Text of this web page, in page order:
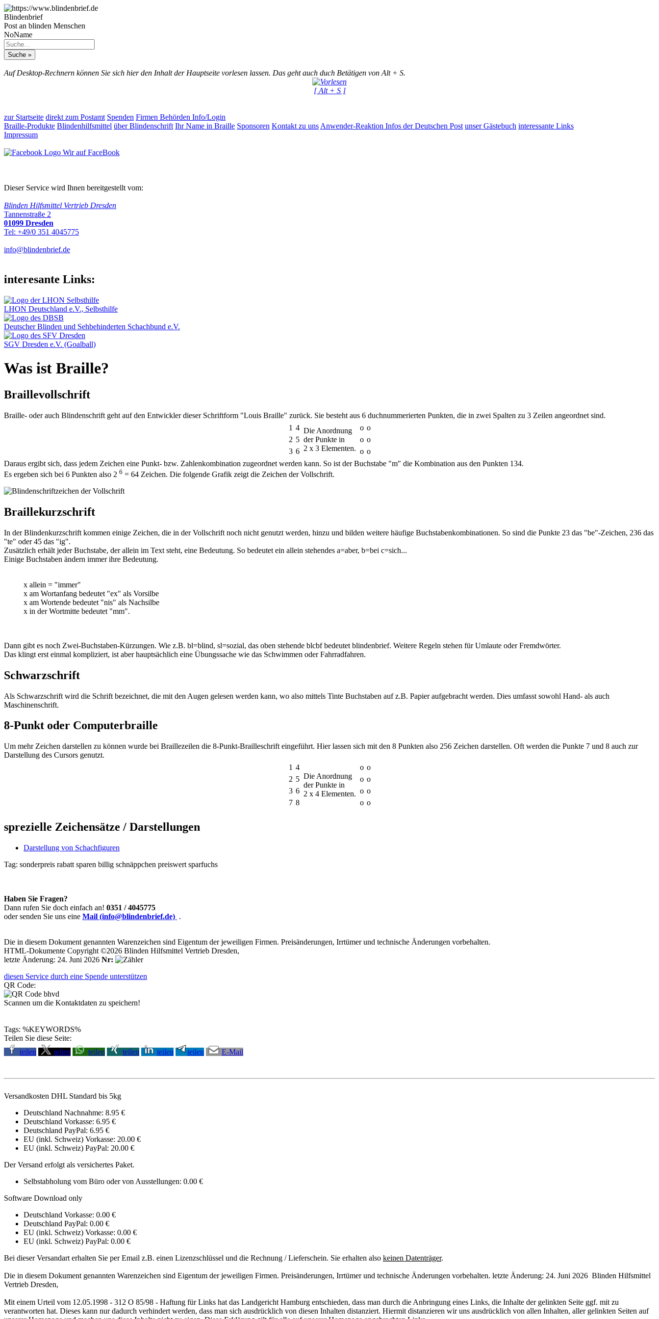
Blindenbrief
Post an blinden Menschen
NoName
Auf Desktop-Rechnern können Sie sich hier den Inhalt der Hauptseite vorlesen lassen. Das geht auch duch Betätigen von Alt + S.
[ Alt + S ]
zur Startseite direkt zum Postamt Spenden Firmen Behörden Info/Login
Braille-Produkte Blindenhilfsmittel über Blindenschrift Ihr Name in Braille Sponsoren Kontakt zu uns Anwender-Reaktion Infos der Deutschen Post unser Gästebuch interessante Links
Impressum
Wir auf FaceBook
Dieser Service wird Ihnen bereitgestellt vom:
Blinden Hilfsmittel Vertrieb Dresden
Tannenstraße 2
01099 Dresden
Tel: +49/0 351 4045775
info@blindenbrief.de
interesante Links:
LHON Deutschland e.V., Selbsthilfe
Deutscher Blinden und Sehbehinderten Schachbund e.V.
SGV Dresden e.V. (Goalball)
Was ist Braille?
Braillevollschrift
Braille- oder auch Blindenschrift geht auf den Entwickler dieser Schriftform "Louis Braille" zurück. Sie besteht aus 6 duchnummerierten Punkten, die in zwei Spalten zu 3 Zeilen angeordnet sind.
1 4
2 5
3 6
Die Anordnung
der Punkte in
2 x 3 Elementen.
o o
o o
o o
Daraus ergibt sich, dass jedem Zeichen eine Punkt- bzw. Zahlenkombination zugeordnet werden kann. So ist der Buchstabe "m" die Kombination aus den Punkten 134.
Es ergeben sich bei 6 Punkten also 2 6 = 64 Zeichen. Die folgende Grafik zeigt die Zeichen der Vollschrift.
Braillekurzschrift
In der Blindenkurzschrift kommen einige Zeichen, die in der Vollschrift noch nicht genutzt werden, hinzu und bilden weitere häufige Buchstabenkombinationen. So sind die Punkte 23 das "be"-Zeichen, 236 das
"te" oder 45 das "ig".
Zusätzlich erhält jeder Buchstabe, der allein im Text steht, eine Bedeutung. So bedeutet ein allein stehendes a=aber, b=bei c=sich...
Einige Buchstaben ändern immer ihre Bedeutung.
x allein = "immer"
x am Wortanfang bedeutet "ex" als Vorsilbe
x am Wortende bedeutet "nis" als Nachsilbe
x in der Wortmitte bedeutet "mm".
Dann gibt es noch Zwei-Buchstaben-Kürzungen. Wie z.B. bl=blind, sl=sozial, das oben stehende blcbf bedeutet blindenbrief. Weitere Regeln stehen für Umlaute oder Fremdwörter.
Das klingt erst einmal kompliziert, ist aber hauptsächlich eine Übungssache wie das Schwimmen oder Fahrradfahren.
Schwarzschrift
Als Schwarzschrift wird die Schrift bezeichnet, die mit den Augen gelesen werden kann, wo also mittels Tinte Buchstaben auf z.B. Papier aufgebracht werden. Dies umfasst sowohl Hand- als auch
Maschinenschrift.
8-Punkt oder Computerbraille
Um mehr Zeichen darstellen zu können wurde bei Braillezeilen die 8-Punkt-Brailleschrift eingeführt. Hier lassen sich mit den 8 Punkten also 256 Zeichen darstellen. Oft werden die Punkte 7 und 8 auch zur
Darstellung des Cursors genutzt.
1 4
2 5
3 6
7 8
Die Anordnung
der Punkte in
2 x 4 Elementen.
o o
o o
o o
o o
sprezielle Zeichensätze / Darstellungen
Darstellung von Schachfiguren
Tag: sonderpreis rabatt sparen billig schnäppchen preiswert sparfuchs
Haben Sie Fragen?
Dann rufen Sie doch einfach an! 0351 / 4045775
oder senden Sie uns eine Mail (info@blindenbrief.de) .
Die in diesem Dokument genannten Warenzeichen sind Eigentum der jeweiligen Firmen. Preisänderungen, Irrtümer und technische Änderungen vorbehalten.
HTML-Dokumente Copyright ©2026 Blinden Hilfsmittel Vertrieb Dresden,
letzte Änderung: 24. Juni 2026 Nr:
diesen Service durch eine Spende unterstützen
QR Code:
Scannen um die Kontaktdaten zu speichern!
Tags: %KEYWORDS%
Teilen Sie diese Seite:
teilen
teilen teilen teilen teilen teilen E-Mail
Versandkosten DHL Standard bis 5kg
Deutschland Nachnahme: 8.95 €
Deutschland Vorkasse: 6.95 €
Deutschland PayPal: 6.95 €
EU (inkl. Schweiz) Vorkasse: 20.00 €
EU (inkl. Schweiz) PayPal: 20.00 €
Der Versand erfolgt als versichertes Paket.
Selbstabholung vom Büro oder von Ausstellungen: 0.00 €
Software Download only
Deutschland Vorkasse: 0.00 €
Deutschland PayPal: 0.00 €
EU (inkl. Schweiz) Vorkasse: 0.00 €
EU (inkl. Schweiz) PayPal: 0.00 €
Bei dieser Versandart erhalten Sie per Email z.B. einen Lizenzschlüssel und die Rechnung / Lieferschein. Sie erhalten also keinen Datenträger.
Die in diesem Dokument genannten Warenzeichen sind Eigentum der jeweiligen Firmen. Preisänderungen, Irrtümer und technische Änderungen vorbehalten. letzte Änderung: 24. Juni 2026 Blinden Hilfsmittel
Vertrieb Dresden,
Mit einem Urteil vom 12.05.1998 - 312 O 85/98 - Haftung für Links hat das Landgericht Hamburg entschieden, dass man durch die Anbringung eines Links, die Inhalte der gelinkten Seite ggf. mit zu
verantworten hat. Dieses kann nur dadurch verhindert werden, dass man sich ausdrücklich von diesen Inhalten distanziert. Hiermit distanzieren wir uns ausdrücklich von allen Inhalten, aller gelinkten Seiten auf